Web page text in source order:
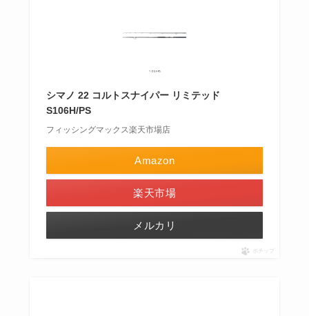
シマノ 22 コルトスナイパー リミテッド
S106H/PS
フィッシングマックス楽天市場店
Amazon
楽天市場
メルカリ
ポチップ